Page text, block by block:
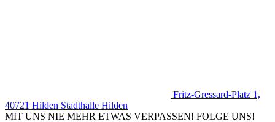
Fritz-Gressard-Platz 1,
40721 Hilden Stadthalle Hilden
MIT UNS NIE MEHR ETWAS VERPASSEN! FOLGE UNS!